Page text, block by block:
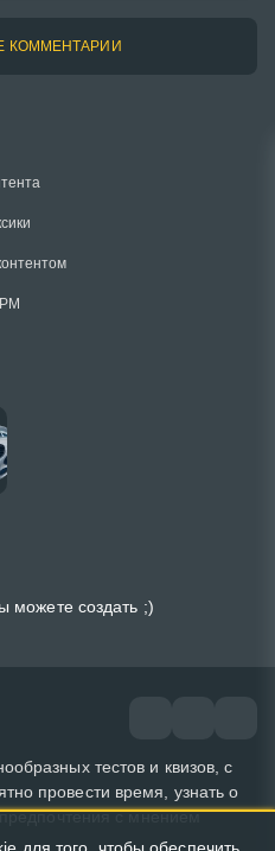
КОММЕНТАРИИ
можете создать ;)
тестов и квизов, с
провести время, узнать о
с мнением